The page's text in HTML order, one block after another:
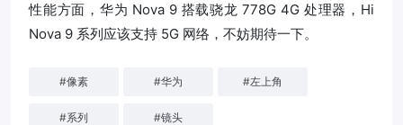
性能方面，华为 Nova 9 搭载骁龙 778G 4G 处理器，Hi
Nova 9 系列应该支持 5G 网络，不妨期待一下。
#像素 #华为 #左上角
#系列 #镜头